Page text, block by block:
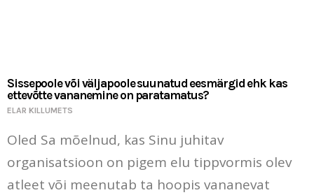
Sissepoole või väljapoole suunatud eesmärgid ehk kas
ettevõtte vananemine on paratamatus?
ELAR KILLUMETS
Oled Sa mõelnud, kas Sinu juhitav
organisatsioon on pigem elu tippvormis olev
atleet või meenutab ta hoopis vananevat